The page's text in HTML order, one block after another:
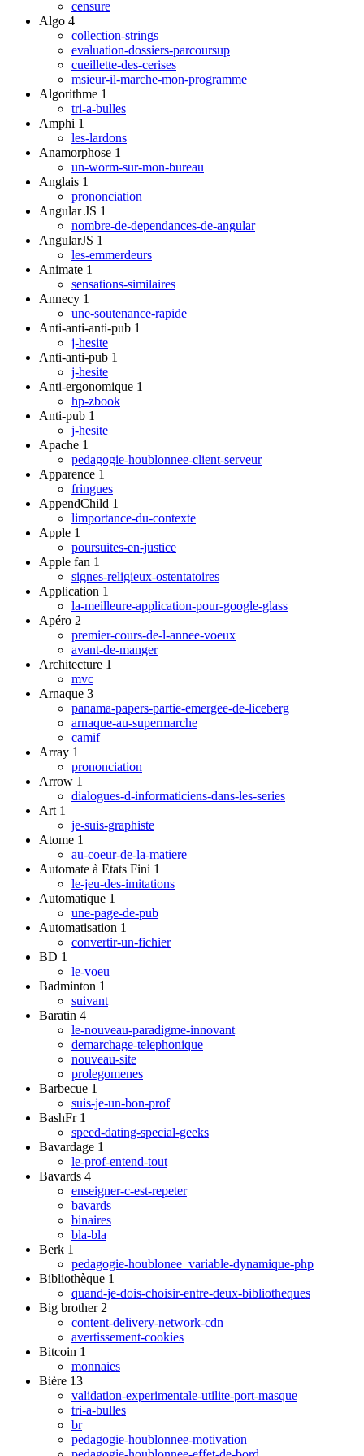
censure
Algo 4
collection-strings
evaluation-dossiers-parcoursup
cueillette-des-cerises
msieur-il-marche-mon-programme
Algorithme 1
tri-a-bulles
Amphi 1
les-lardons
Anamorphose 1
un-worm-sur-mon-bureau
Anglais 1
prononciation
Angular JS 1
nombre-de-dependances-de-angular
AngularJS 1
les-emmerdeurs
Animate 1
sensations-similaires
Annecy 1
une-soutenance-rapide
Anti-anti-anti-pub 1
j-hesite
Anti-anti-pub 1
j-hesite
Anti-ergonomique 1
hp-zbook
Anti-pub 1
j-hesite
Apache 1
pedagogie-houblonnee-client-serveur
Apparence 1
fringues
AppendChild 1
limportance-du-contexte
Apple 1
poursuites-en-justice
Apple fan 1
signes-religieux-ostentatoires
Application 1
la-meilleure-application-pour-google-glass
Apéro 2
premier-cours-de-l-annee-voeux
avant-de-manger
Architecture 1
mvc
Arnaque 3
panama-papers-partie-emergee-de-liceberg
arnaque-au-supermarche
camif
Array 1
prononciation
Arrow 1
dialogues-d-informaticiens-dans-les-series
Art 1
je-suis-graphiste
Atome 1
au-coeur-de-la-matiere
Automate à Etats Fini 1
le-jeu-des-imitations
Automatique 1
une-page-de-pub
Automatisation 1
convertir-un-fichier
BD 1
le-voeu
Badminton 1
suivant
Baratin 4
le-nouveau-paradigme-innovant
demarchage-telephonique
nouveau-site
prolegomenes
Barbecue 1
suis-je-un-bon-prof
BashFr 1
speed-dating-special-geeks
Bavardage 1
le-prof-entend-tout
Bavards 4
enseigner-c-est-repeter
bavards
binaires
bla-bla
Berk 1
pedagogie-houblonee_variable-dynamique-php
Bibliothèque 1
quand-je-dois-choisir-entre-deux-bibliotheques
Big brother 2
content-delivery-network-cdn
avertissement-cookies
Bitcoin 1
monnaies
Bière 13
validation-experimentale-utilite-port-masque
tri-a-bulles
br
pedagogie-houblonnee-motivation